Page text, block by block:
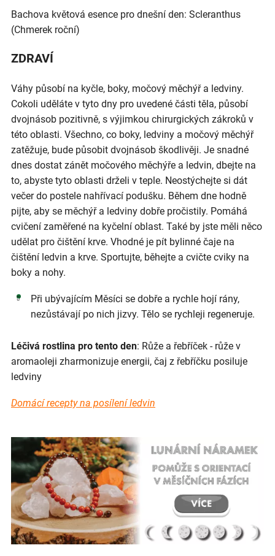
Bachova květová esence pro dnešní den: Scleranthus
(Chmerek roční)
ZDRAVÍ
Váhy působí na kyčle, boky, močový měchýř a ledviny.
Cokoli uděláte v tyto dny pro uvedené části těla, působí
dvojnásob pozitivně, s výjimkou chirurgických zákroků v
této oblasti. Všechno, co boky, ledviny a močový měchýř
zatěžuje, bude působit dvojnásob škodlivěji. Je snadné
dnes dostat zánět močového měchýře a ledvin, dbejte na
to, abyste tyto oblasti drželi v teple. Neostýchejte si dát
večer do postele nahřívací podušku. Během dne hodně
pijte, aby se měchýř a ledviny dobře pročistily. Pomáhá
cvičení zaměřené na kyčelní oblast. Také by jste měli něco
udělat pro čištění krve. Vhodné je pít bylinné čaje na
čištění ledvin a krve. Sportujte, běhejte a cvičte cviky na
boky a nohy.
Při ubývajícím Měsíci se dobře a rychle hojí rány,
nezůstávají po nich jizvy. Tělo se rychleji regeneruje.
Léčivá rostlina pro tento den: Růže a řebříček - růže v
aromaoleji zharmonizuje energii, čaj z řebříčku posiluje
ledviny
Domácí recepty na posílení ledvin